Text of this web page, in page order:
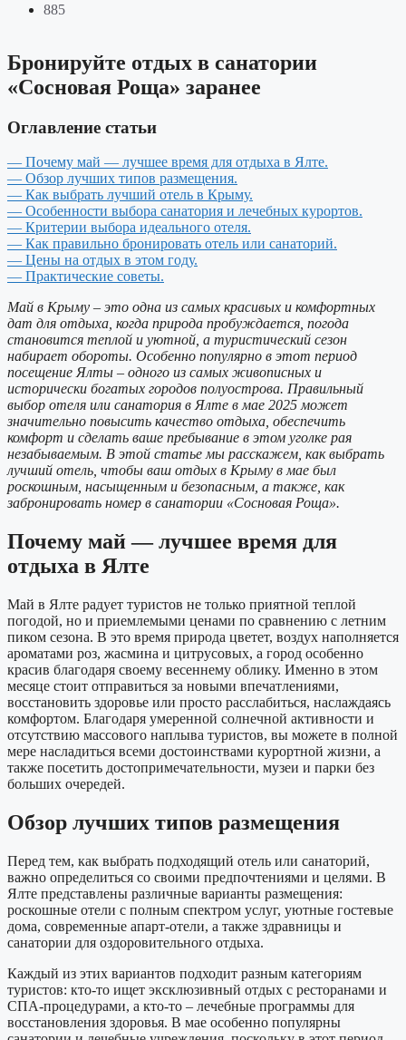
885
Бронируйте отдых в санатории
«Сосновая Роща» заранее
Оглавление статьи
— Почему май — лучшее время для отдыха в Ялте.
— Обзор лучших типов размещения.
— Как выбрать лучший отель в Крыму.
— Особенности выбора санатория и лечебных курортов.
— Критерии выбора идеального отеля.
— Как правильно бронировать отель или санаторий.
— Цены на отдых в этом году.
— Практические советы.
Май в Крыму – это одна из самых красивых и комфортных
дат для отдыха, когда природа пробуждается, погода
становится теплой и уютной, а туристический сезон
набирает обороты. Особенно популярно в этот период
посещение Ялты – одного из самых живописных и
исторически богатых городов полуострова. Правильный
выбор отеля или санатория в Ялте в мае 2025 может
значительно повысить качество отдыха, обеспечить
комфорт и сделать ваше пребывание в этом уголке рая
незабываемым. В этой статье мы расскажем, как выбрать
лучший отель, чтобы ваш отдых в Крыму в мае был
роскошным, насыщенным и безопасным, а также, как
забронировать номер в санатории «Сосновая Роща».
Почему май — лучшее время для
отдыха в Ялте
Май в Ялте радует туристов не только приятной теплой
погодой, но и приемлемыми ценами по сравнению с летним
пиком сезона. В это время природа цветет, воздух наполняется
ароматами роз, жасмина и цитрусовых, а город особенно
красив благодаря своему весеннему облику. Именно в этом
месяце стоит отправиться за новыми впечатлениями,
восстановить здоровье или просто расслабиться, наслаждаясь
комфортом. Благодаря умеренной солнечной активности и
отсутствию массового наплыва туристов, вы можете в полной
мере насладиться всеми достоинствами курортной жизни, а
также посетить достопримечательности, музеи и парки без
больших очередей.
Обзор лучших типов размещения
Перед тем, как выбрать подходящий отель или санаторий,
важно определиться со своими предпочтениями и целями. В
Ялте представлены различные варианты размещения:
роскошные отели с полным спектром услуг, уютные гостевые
дома, современные апарт-отели, а также здравницы и
санатории для оздоровительного отдыха.
Каждый из этих вариантов подходит разным категориям
туристов: кто-то ищет эксклюзивный отдых с ресторанами и
СПА-процедурами, а кто-то – лечебные программы для
восстановления здоровья. В мае особенно популярны